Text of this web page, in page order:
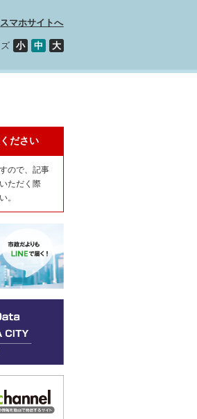
スマホサイトへ
小 中 大
ださい
ので、記事
ただく際
。